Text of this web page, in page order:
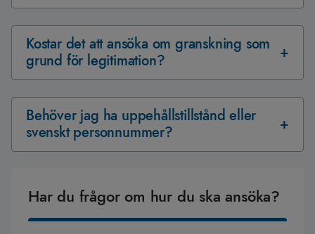
Kostar det att ansöka om granskning som
grund för legitimation?
Behöver jag ha uppehållstillstånd eller
svenskt personnummer?
Har du frågor om hur du ska ansöka?